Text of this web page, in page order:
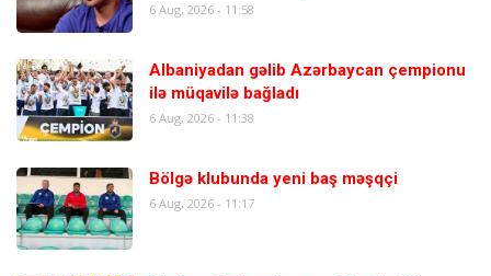
6 Aug, 2026 - 11:58
Albaniyadan gəlib Azərbaycan çempionu
ilə müqavilə bağladı
6 Aug, 2026 - 11:38
Bölgə klubunda yeni baş məşqçi
6 Aug, 2026 - 11:17